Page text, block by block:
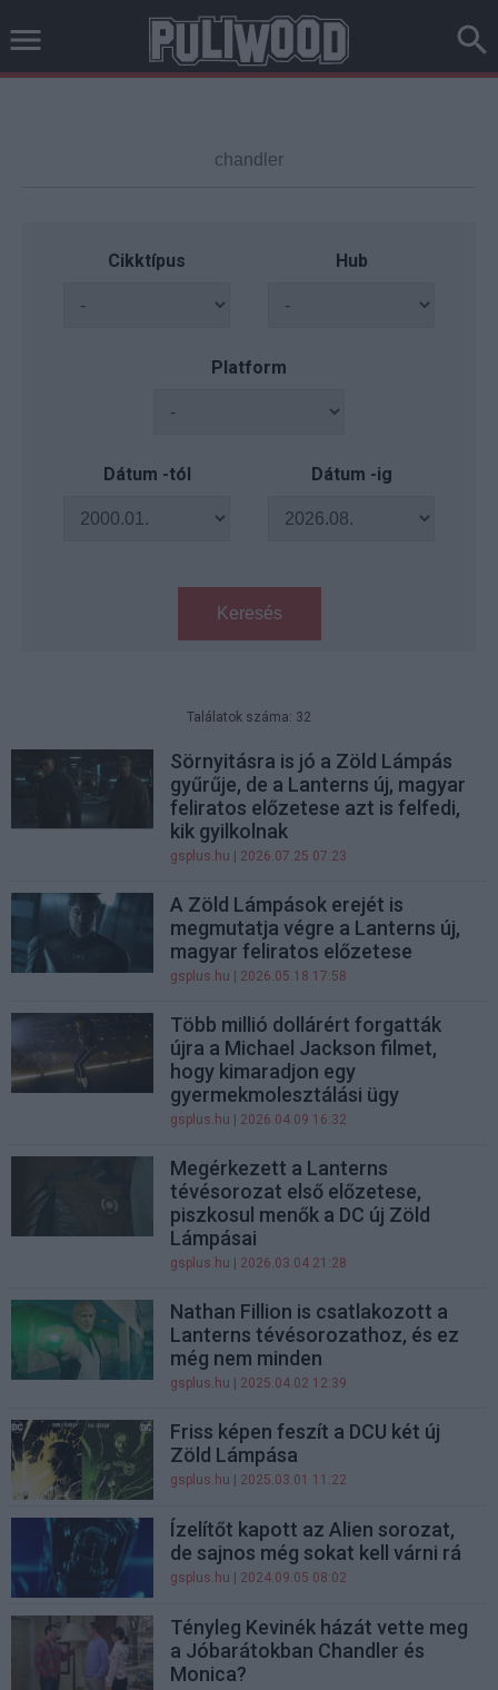
Cikktípus Hub
Platform
Dátum -tól Dátum -ig
Keresés
Találatok száma: 32
Sörnyitásra is jó a Zöld Lámpás
gyűrűje, de a Lanterns új, magyar
feliratos előzetese azt is felfedi,
kik gyilkolnak
gsplus.hu | 2026.07.25 07:23
A Zöld Lámpások erejét is
megmutatja végre a Lanterns új,
magyar feliratos előzetese
gsplus.hu | 2026.05.18 17:58
Több millió dollárért forgatták
újra a Michael Jackson filmet,
hogy kimaradjon egy
gyermekmolesztálási ügy
gsplus.hu | 2026.04.09 16:32
Megérkezett a Lanterns
tévésorozat első előzetese,
piszkosul menők a DC új Zöld
Lámpásai
gsplus.hu | 2026.03.04 21:28
Nathan Fillion is csatlakozott a
Lanterns tévésorozathoz, és ez
még nem minden
gsplus.hu | 2025.04.02 12:39
Friss képen feszít a DCU két új
Zöld Lámpása
gsplus.hu | 2025.03.01 11:22
Ízelítőt kapott az Alien sorozat,
de sajnos még sokat kell várni rá
gsplus.hu | 2024.09.05 08:02
Tényleg Kevinék házát vette meg
a Jóbarátokban Chandler és
Monica?